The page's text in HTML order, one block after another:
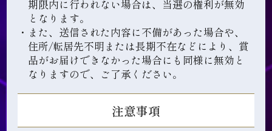
期限内に行われない場合は、当選の権利が無効
となります。
・また、送信された内容に不備があった場合や、
住所/転居先不明または長期不在などにより、賞
品がお届けできなかった場合にも同様に無効と
なりますので、ご了承ください。
注意事項